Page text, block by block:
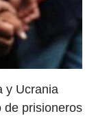
y Ucrania
de prisioneros